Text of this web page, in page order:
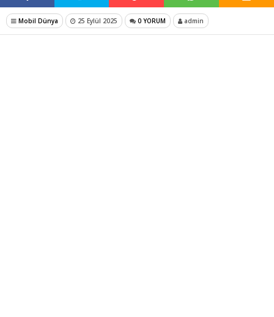
Mobil Dünya 25 Eylül 2025 0 YORUM admin